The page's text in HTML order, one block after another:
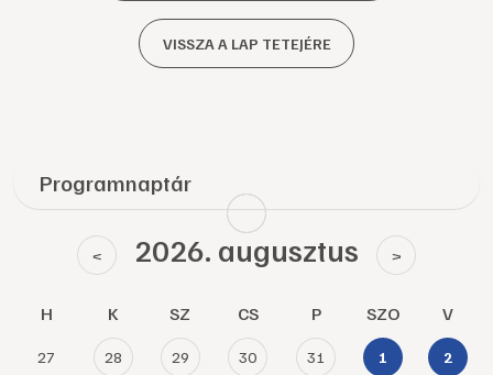
VISSZA A LAP TETEJÉRE
Programnaptár
< 2026. augusztus >
H K SZ CS P SZO V
27 28 29 30 31 1 2